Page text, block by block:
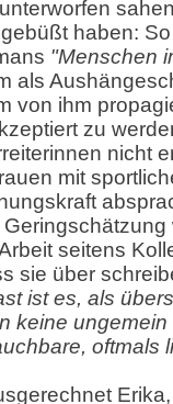
haben:
"Menschen
als
von ihm
zu
nicht
mit
Geringschätzung
seitens
sie über
ist es, als
keine
oftmals